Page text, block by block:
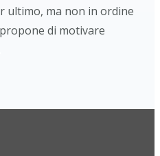
ultimo, ma non in ordine
di motivare